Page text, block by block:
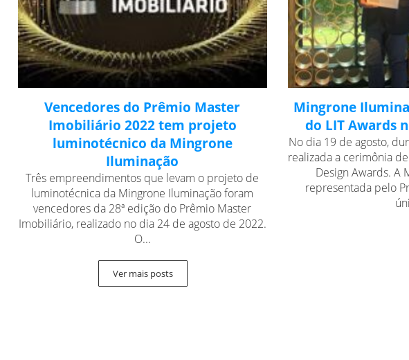
Vencedores do Prêmio Master
Imobiliário 2022 tem projeto
luminotécnico da Mingrone
Iluminação
Três empreendimentos que levam o projeto de
luminotécnica da Mingrone Iluminação foram
vencedores da 28ª edição do Prêmio Master
Imobiliário, realizado no dia 24 de agosto de 2022.
O...
Mingrone
do LIT Awards
No dia 19 de agosto,
realizada a cerimônia
Design Awards. A
representada pelo
Ver mais posts